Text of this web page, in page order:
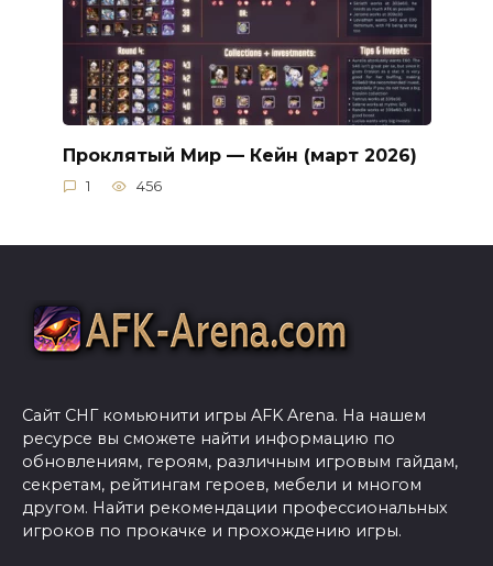
Проклятый Мир — Кейн (март 2026)
1 456
Сайт СНГ комьюнити игры AFK Arena. На нашем
ресурсе вы сможете найти информацию по
обновлениям, героям, различным игровым гайдам,
секретам, рейтингам героев, мебели и многом
другом. Найти рекомендации профессиональных
игроков по прокачке и прохождению игры.